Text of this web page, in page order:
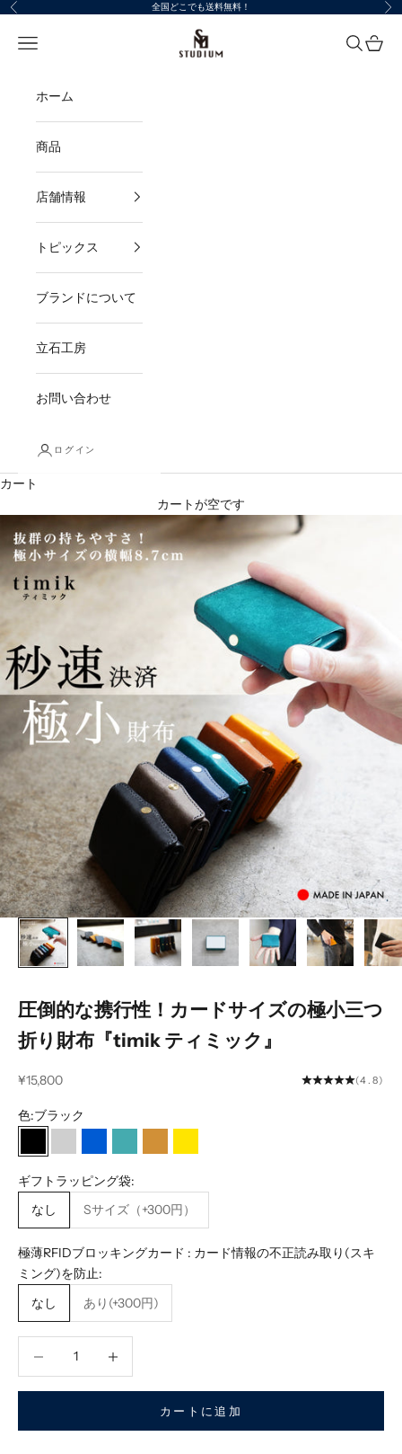
コンテンツへスキップ
前へ 全国どこでも送料無料！ 次
STUDIUM
メニューを開く 検索を開
カー
ホーム
商品
店舗情報
トピックス
ブランドについて
立石工房
お問い合わせ
ログイン
カート
カートが空です
圧倒的な携行性！カードサイズの極小三つ
折り財布『timik ティミック』
セール価格
¥15,800 (4.8)
色:ブラック
ブラックグレーブルーターコイズライトブラウン
イエロー
ギフトラッピング袋:
なし
Sサイズ（+300円）
極薄RFIDブロッキングカード : カード情報の不正読み取り(スキ
ミング)を防止:
なし
あり(+300円)
カートに追加